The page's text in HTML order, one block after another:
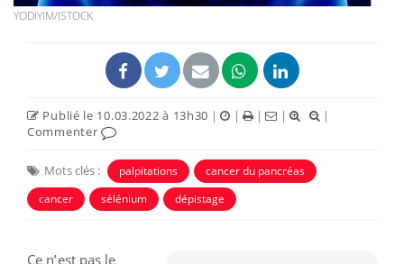
YODIYIM/ISTOCK
Publié le 10.03.2022 à 13h30 | | | |
|
Commenter
Mots clés : palpitations
cancer du pancréas
cancer
sélénium dépistage
Ce n’est pas le